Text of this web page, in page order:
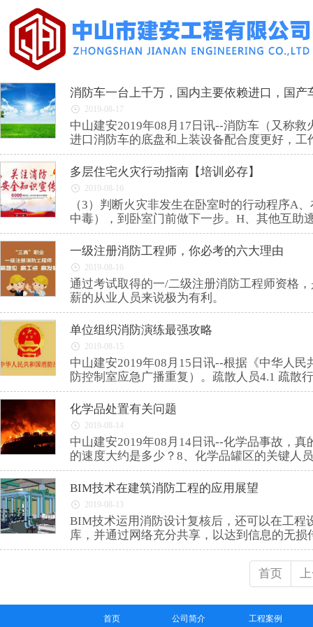
消防车一台上千万，国内主要依赖进口，国产
2019-08-17
中山建安2019年08月17日讯--消防车（又称
进口消防车的底盘和上装设备配合度更好，工
多层住宅火灾行动指南【培训必存】
2019-08-16
（3）判断火灾非发生在卧室时的行动程序A
中毒），到卧室门前做下一步。H、其他互助
一级注册消防工程师，你必考的六大理由
2019-08-16
通过考试取得的一/二级注册消防工程师资格
薪的从业人员来说极为有利。
单位组织消防演练最强攻略
2019-08-15
中山建安2019年08月15日讯--根据《中华人
防控制室应急广播重复）。疏散人员4.1 疏散
化学品处置有关问题
2019-08-14
中山建安2019年08月14日讯--化学品事故，
的速度大约是多少？8、化学品罐区的关键人
BIM技术在建筑消防工程的应用展望
2019-08-13
BIM技术运用消防设计复核后，还可以在工
库，并通过网络充分共享，以达到信息的无损
首页
首页 公司简介 工程案例